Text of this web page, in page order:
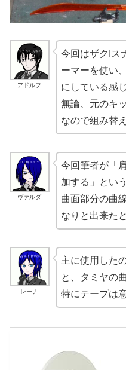
アドルフ
今回はザクIス
ーマーを使い
にしている感
無論、元のキ
なので組み替
ヴァルダ
今回筆者が「
加する」とい
曲面部分の曲
なりと出来た
レーナ
主に使用した
と、タミヤの
特にテープは